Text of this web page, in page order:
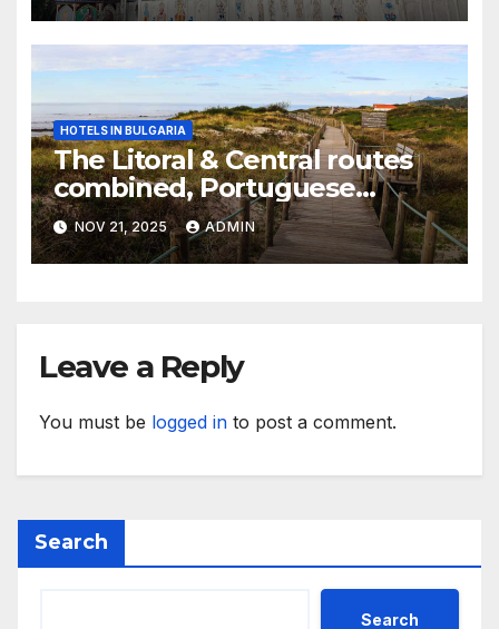
HOTELS IN BULGARIA
The Litoral & Central routes
combined, Portuguese
Camino
NOV 21, 2025 ADMIN
Leave a Reply
You must be logged in to post a comment.
Search
Search